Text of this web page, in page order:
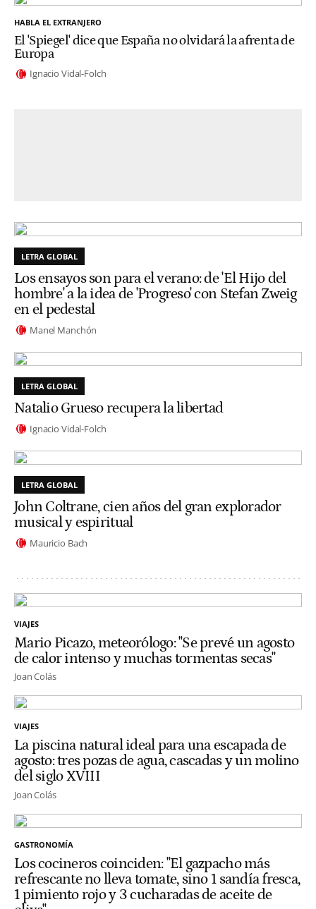
HABLA EL EXTRANJERO
El 'Spiegel' dice que España no olvidará la afrenta de
Europa
Ignacio Vidal-Folch
LETRA GLOBAL
Los ensayos son para el verano: de 'El Hijo del
hombre' a la idea de 'Progreso' con Stefan Zweig
en el pedestal
Manel Manchón
LETRA GLOBAL
Natalio Grueso recupera la libertad
Ignacio Vidal-Folch
LETRA GLOBAL
John Coltrane, cien años del gran explorador
musical y espiritual
Mauricio Bach
VIAJES
Mario Picazo, meteorólogo: "Se prevé un agosto
de calor intenso y muchas tormentas secas"
Joan Colás
VIAJES
La piscina natural ideal para una escapada de
agosto: tres pozas de agua, cascadas y un molino
del siglo XVIII
Joan Colás
GASTRONOMÍA
Los cocineros coinciden: "El gazpacho más
refrescante no lleva tomate, sino 1 sandía fresca,
1 pimiento rojo y 3 cucharadas de aceite de